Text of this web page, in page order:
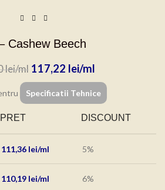
Cashew Beech
lei 117,22 lei
Specificatii Tehnice
PRET DISCOUNT
111,36 lei 5%
110,19 lei 6%